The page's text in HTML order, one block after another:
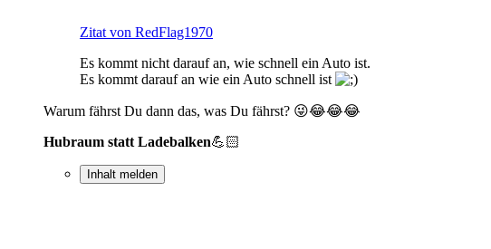
Zitat von RedFlag1970
Es kommt nicht darauf an, wie schnell ein Auto ist.
Es kommt darauf an wie ein Auto schnell ist
Warum fährst Du dann das, was Du fährst? 😜😂😂😂
Hubraum statt Ladebalken💪🏻
Inhalt melden